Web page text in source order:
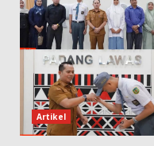
Artikel